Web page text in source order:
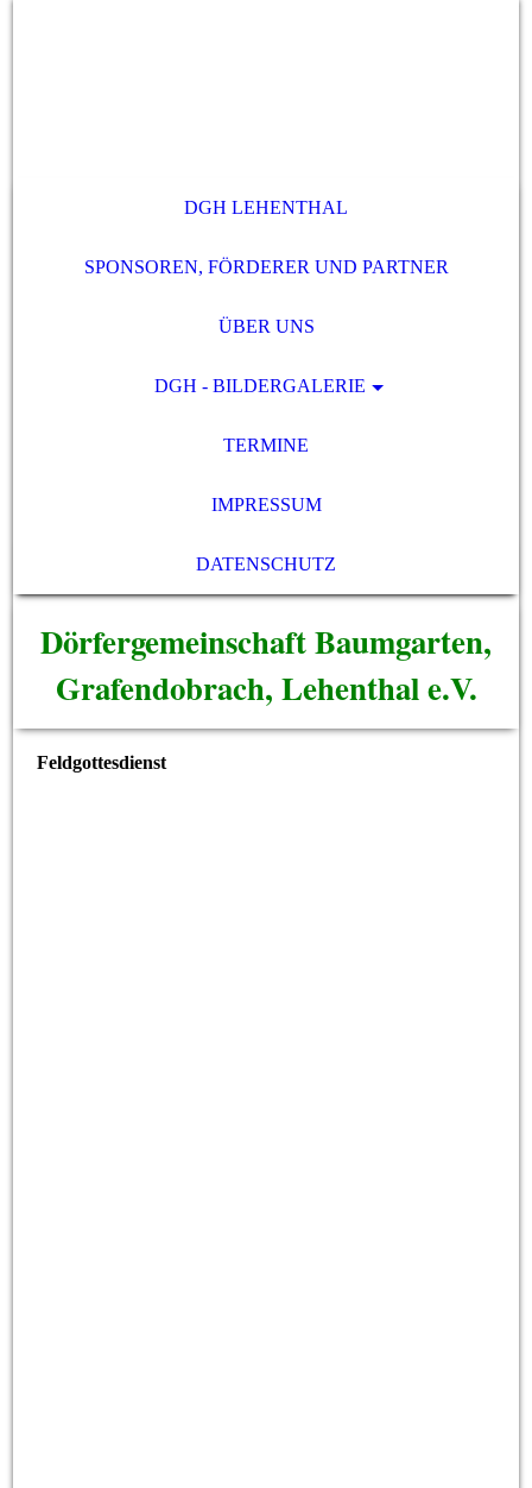
DGH LEHENTHAL
SPONSOREN, FÖRDERER UND PARTNER
ÜBER UNS
DGH - BILDERGALERIE
TERMINE
IMPRESSUM
DATENSCHUTZ
Dörfergemeinschaft Baumgarten,
Grafendobrach, Lehenthal e.V.
Feldgottesdienst